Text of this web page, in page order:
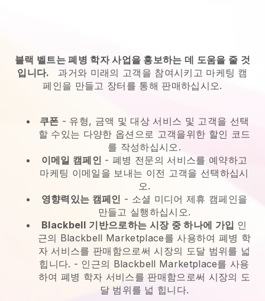
블랙 벨트는 폐병 학자 사업을 홍보하는 데 도움을 줄 것
입니다.
과거와 미래의 고객을 참여시키고 마케팅 캠
페인을 만들고 장터를 통해 판매하십시오.
쿠폰 - 유형, 금액 및 대상 서비스 및 고객을 선택
할 수있는 다양한 옵션으로 고객을위한 할인 코드
를 작성하십시오.
이메일 캠페인 -폐병 전문의 서비스를 예약하고
마케팅 이메일을 보내는 이전 고객을 선택하십시
오.
영향력있는 캠페인 - 소셜 미디어 제휴 캠페인을
만들고 실행하십시오.
Blackbell 기반으로하는 시장 중 하나에 가입 인
근의 Blackbell Marketplace를 사용하여 폐병 학
자 서비스를 판매함으로써 시장의 도달 범위를 넓
힙니다. - 인근의 Blackbell Marketplace를 사용
하여 폐병 학자 서비스를 판매함으로써 시장의 도
달 범위를 넓 힙니다.